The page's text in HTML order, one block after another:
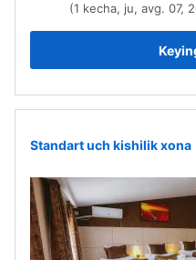
(1 kecha, ju, avg. 07,
Standart uch kishilik xona